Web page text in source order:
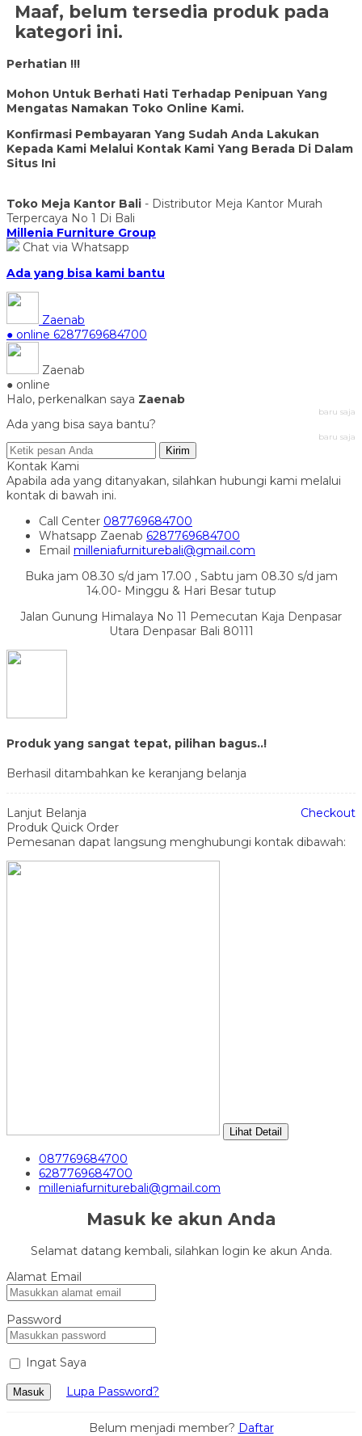
Maaf, belum tersedia produk pada
kategori ini.
Perhatian !!!
Mohon Untuk Berhati Hati Terhadap Penipuan Yang
Mengatas Namakan Toko Online Kami.
Konfirmasi Pembayaran Yang Sudah Anda Lakukan
Kepada Kami Melalui Kontak Kami Yang Berada Di Dalam
Situs Ini
Toko Meja Kantor Bali - Distributor Meja Kantor Murah
Terpercaya No 1 Di Bali
Millenia Furniture Group
Chat via Whatsapp
Ada yang bisa kami bantu
Zaenab
● online 6287769684700
Zaenab
● online
Halo, perkenalkan saya Zaenab
baru saja
Ada yang bisa saya bantu?
baru saja
Kirim
Kontak Kami
Apabila ada yang ditanyakan, silahkan hubungi kami melalui
kontak di bawah ini.
Call Center 087769684700
Whatsapp Zaenab 6287769684700
Email milleniafurniturebali@gmail.com
Buka jam 08.30 s/d jam 17.00 , Sabtu jam 08.30 s/d jam
14.00- Minggu & Hari Besar tutup
Jalan Gunung Himalaya No 11 Pemecutan Kaja Denpasar
Utara Denpasar Bali 80111
Produk yang sangat tepat, pilihan bagus..!
Berhasil ditambahkan ke keranjang belanja
Lanjut Belanja
Checkout
Produk Quick Order
Pemesanan dapat langsung menghubungi kontak dibawah:
Lihat Detail
087769684700
6287769684700
milleniafurniturebali@gmail.com
Masuk ke akun Anda
Selamat datang kembali, silahkan login ke akun Anda.
Alamat Email
Password
Ingat Saya
Masuk Lupa Password?
Belum menjadi member? Daftar